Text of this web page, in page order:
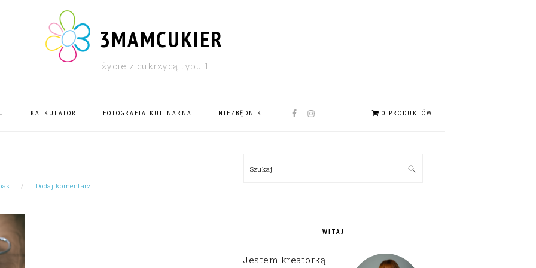
3MAMCUKIER
życie z cukrzycą typu 1
KALKULATOR FOTOGRAFIA KULINARNA NIEZBĘDNIK
NAV
0 PRODUKTÓW
Dodaj komentarz
SIDEBAR
Szukaj
WITAJ
Jestem kreatorką